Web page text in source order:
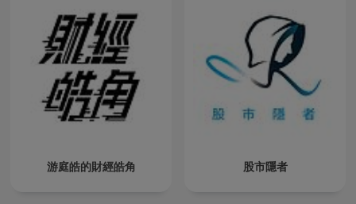
游庭皓的財經皓角 股市隱者